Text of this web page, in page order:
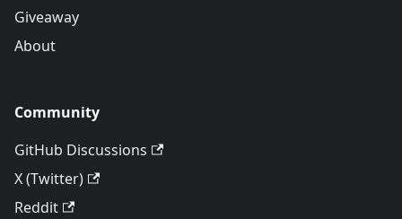
Giveaway
About
Community
GitHub Discussions
X (Twitter)
Reddit